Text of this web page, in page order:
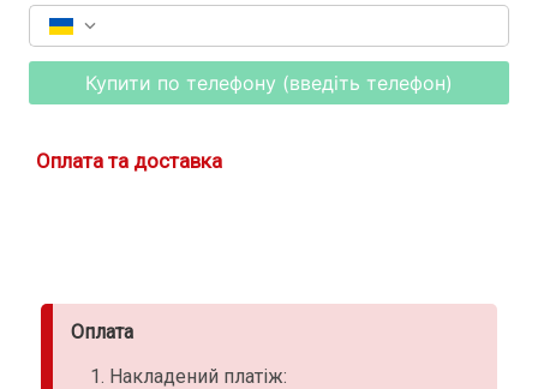
Купити по телефону (введіть телефон)
Оплата та доставка
Оплата
Накладений платіж: